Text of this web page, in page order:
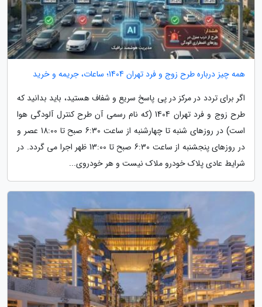
همه چیز درباره طرح زوج و فرد تهران 1404؛ ساعات، جریمه و خرید
اگر برای تردد در مرکز در پی پاسخ سریع و شفاف هستید، باید بدانید که
طرح زوج و فرد تهران 1404 (که نام رسمی آن طرح کنترل آلودگی هوا
است) در روزهای شنبه تا چهارشنبه از ساعت 6:30 صبح تا 18:00 عصر و
در روزهای پنجشنبه از ساعت 6:30 صبح تا 13:00 ظهر اجرا می گردد. در
شرایط عادی پلاک خودرو ملاک نیست و هر خودروی...